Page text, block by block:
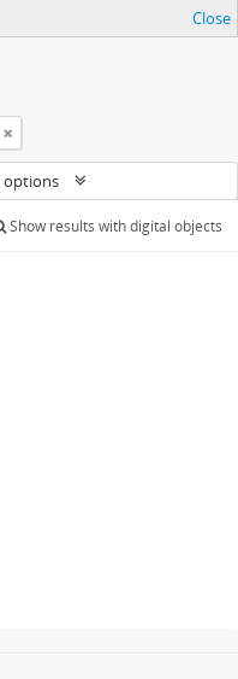
Close
options
Show results with digital objects